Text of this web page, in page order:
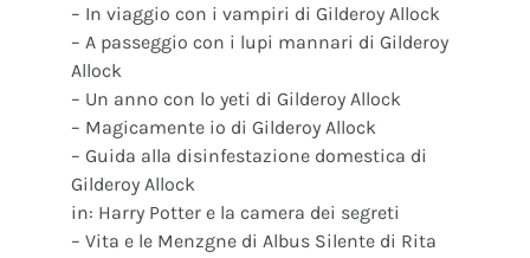
– In viaggio con i vampiri di Gilderoy Allock
– A passeggio con i lupi mannari di Gilderoy
Allock
– Un anno con lo yeti di Gilderoy Allock
– Magicamente io di Gilderoy Allock
– Guida alla disinfestazione domestica di
Gilderoy Allock
in: Harry Potter e la camera dei segreti
– Vita e le Menzgne di Albus Silente di Rita